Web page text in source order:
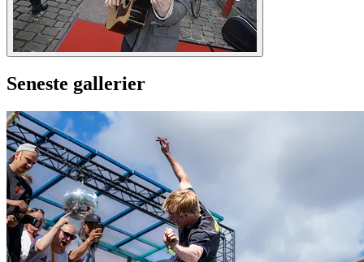
Seneste gallerier